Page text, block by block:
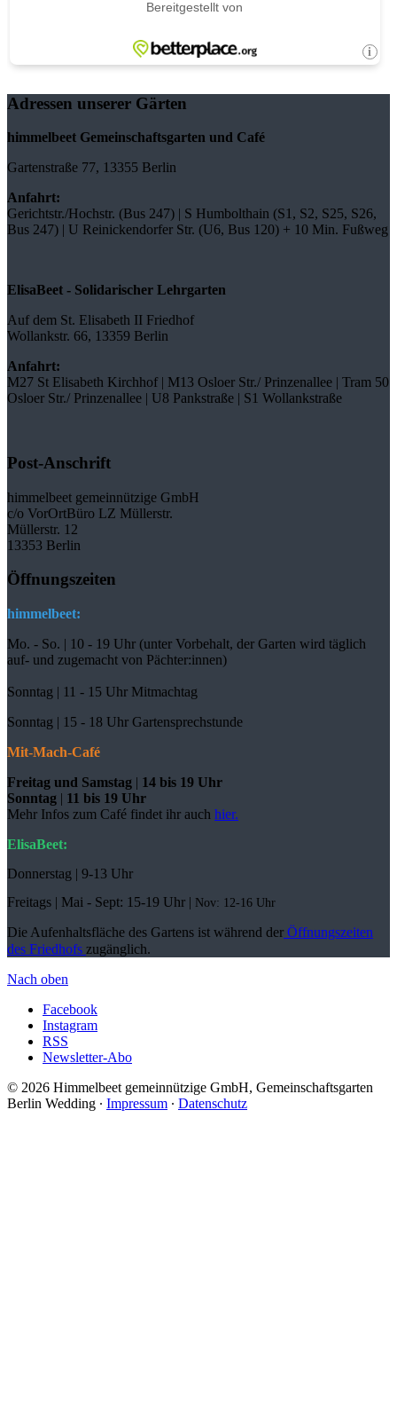
Adressen unserer Gärten
himmelbeet Gemeinschaftsgarten und Café
Gartenstraße 77, 13355 Berlin
Anfahrt:
Gerichtstr./Hochstr. (Bus 247) | S Humbolthain (S1, S2, S25, S26,
Bus 247) | U Reinickendorfer Str. (U6, Bus 120) + 10 Min. Fußweg
ElisaBeet - Solidarischer Lehrgarten
Auf dem St. Elisabeth II Friedhof
Wollankstr. 66, 13359 Berlin
Anfahrt:
M27 St Elisabeth Kirchhof | M13 Osloer Str./ Prinzenallee | Tram 50
Osloer Str./ Prinzenallee | U8 Pankstraße | S1 Wollankstraße
Post-Anschrift
himmelbeet gemeinnützige GmbH
c/o VorOrtBüro LZ Müllerstr.
Müllerstr. 12
13353 Berlin
Öffnungszeiten
himmelbeet:
Mo. - So. | 10 - 19 Uhr (unter Vorbehalt, der Garten wird täglich
auf- und zugemacht von Pächter:innen)
Sonntag | 11 - 15 Uhr Mitmachtag
Sonntag | 15 - 18 Uhr Gartensprechstunde
Mit-Mach-Café
Freitag und Samstag | 14 bis 19 Uhr
Sonntag | 11 bis 19 Uhr
Mehr Infos zum Café findet ihr auch hier.
ElisaBeet:
Donnerstag | 9-13 Uhr
Freitags | Mai - Sept: 15-19 Uhr | Nov: 12-16 Uhr
Die Aufenhaltsfläche des Gartens ist während der Öffnungszeiten
des Friedhofs zugänglich.
Nach oben
Facebook
Instagram
RSS
Newsletter-Abo
© 2026 Himmelbeet gemeinnützige GmbH, Gemeinschaftsgarten
Berlin Wedding ∙ Impressum ∙ Datenschutz